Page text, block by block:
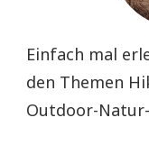
Einfach mal
den Themen
Outdoor-